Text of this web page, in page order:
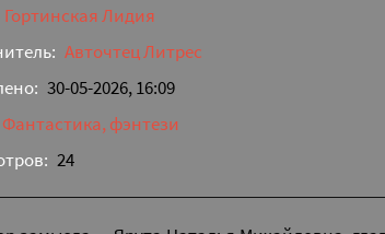
Гортинская Лидия
Авточтец Литрес
30-05-2026, 16:09
Фантастика, фэнтези
24